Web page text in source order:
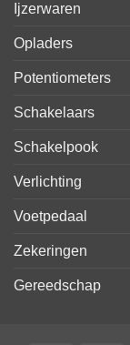
Ijzerwaren
Opladers
Potentiometers
Schakelaars
Schakelpook
Verlichting
Voetpedaal
Zekeringen
Gereedschap